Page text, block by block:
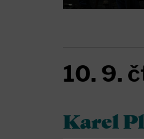
10. 9.
Karel